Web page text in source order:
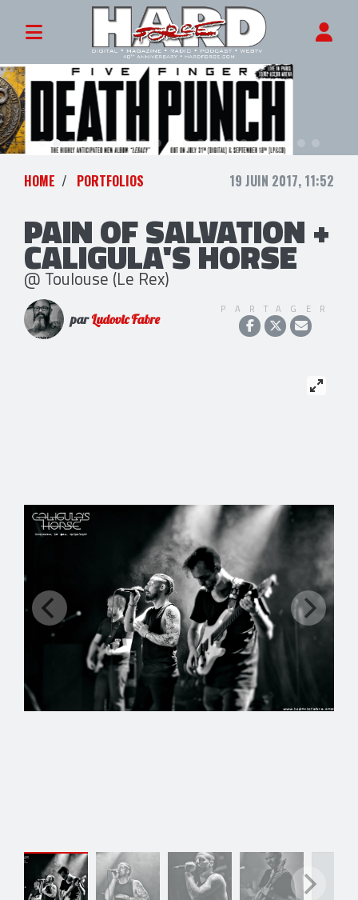
HOME PORTFOLIOS 19 JUIN 2017, 11:52
PAIN OF SALVATION +
CALIGULA'S HORSE
@ Toulouse (Le Rex)
parLudovic Fabre
PARTAGER